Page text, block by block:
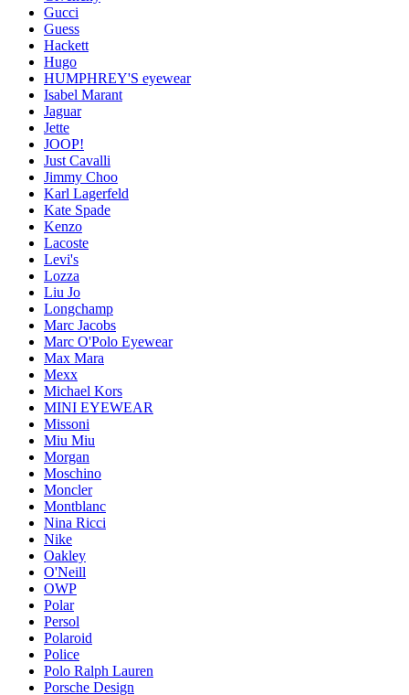
Gucci
Guess
Hackett
Hugo
HUMPHREY'S eyewear
Isabel Marant
Jaguar
Jette
JOOP!
Just Cavalli
Jimmy Choo
Karl Lagerfeld
Kate Spade
Kenzo
Lacoste
Levi's
Lozza
Liu Jo
Longchamp
Marc Jacobs
Marc O'Polo Eyewear
Max Mara
Mexx
Michael Kors
MINI EYEWEAR
Missoni
Miu Miu
Morgan
Moschino
Moncler
Montblanc
Nina Ricci
Nike
Oakley
O'Neill
OWP
Polar
Persol
Polaroid
Police
Polo Ralph Lauren
Porsche Design